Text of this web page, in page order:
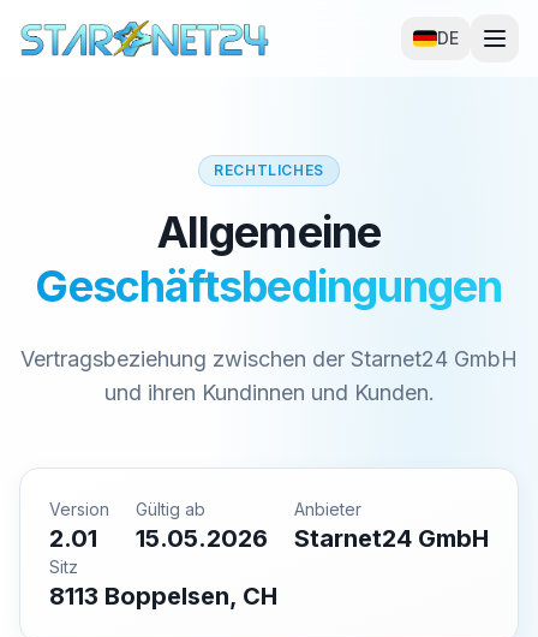
DE
RECHTLICHES
Allgemeine
Geschäftsbedingungen
Vertragsbeziehung zwischen der Starnet24 GmbH
und ihren Kundinnen und Kunden.
Version
2.01
Gültig ab
15.05.2026
Anbieter
Starnet24 GmbH
Sitz
8113 Boppelsen, CH